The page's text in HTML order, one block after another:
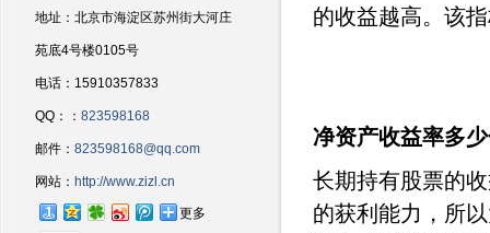
地址：北京市海淀区苏州街大河庄
苑底4号楼0105号
电话：15910357833
QQ：： 823598168
邮件： 823598168@qq.com
网站： http://www.zizl.cn
更多
的收益越高。该
净资产收益率多
长期持有股票的
的获利能力，所